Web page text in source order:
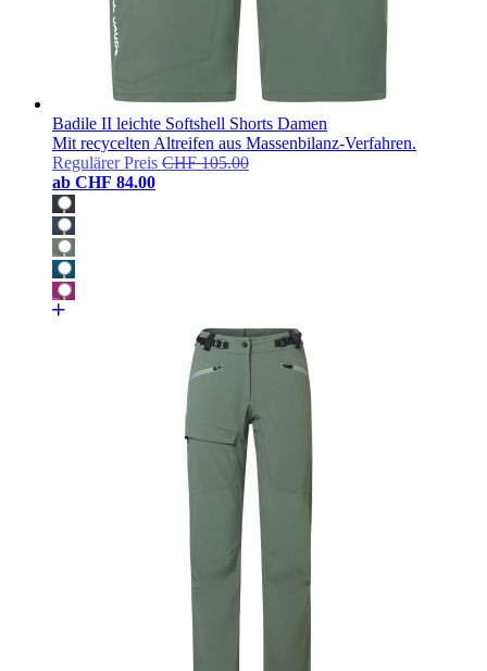
Badile II leichte Softshell Shorts Damen
Mit recycelten Altreifen aus Massenbilanz-Verfahren.
Regulärer Preis CHF 105.00
ab CHF 84.00